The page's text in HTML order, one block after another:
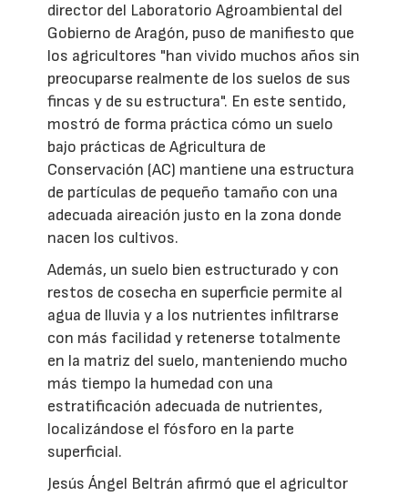
director del Laboratorio Agroambiental del
Gobierno de Aragón, puso de manifiesto que
los agricultores "han vivido muchos años sin
preocuparse realmente de los suelos de sus
fincas y de su estructura". En este sentido,
mostró de forma práctica cómo un suelo
bajo prácticas de Agricultura de
Conservación (AC) mantiene una estructura
de partículas de pequeño tamaño con una
adecuada aireación justo en la zona donde
nacen los cultivos.
Además, un suelo bien estructurado y con
restos de cosecha en superficie permite al
agua de lluvia y a los nutrientes infiltrarse
con más facilidad y retenerse totalmente
en la matriz del suelo, manteniendo mucho
más tiempo la humedad con una
estratificación adecuada de nutrientes,
localizándose el fósforo en la parte
superficial.
Jesús Ángel Beltrán afirmó que el agricultor